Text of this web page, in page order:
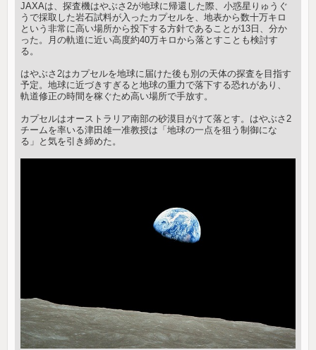
JAXAは、探査機はやぶさ2が地球に帰還した際、小惑星りゅうぐ
うで採取した岩石試料が入ったカプセルを、地表から数十万キロ
という非常に高い場所から投下する方針であることが13日、分か
った。月の軌道に近い高度約40万キロから落とすことも検討す
る。
はやぶさ2はカプセルを地球に届けた後も別の天体の探査を目指す
予定。地球に近づきすぎると地球の重力で落下する恐れがあり、
軌道修正の時間を稼ぐため高い場所で手放す。
カプセルはオーストラリア南部の砂漠目がけて落とす。はやぶさ2
チームを率いる津田雄一准教授は「地球の一点を狙う制御にな
る」と気を引き締めた。